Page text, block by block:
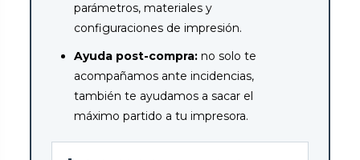
parámetros, materiales y
configuraciones de impresión.
Ayuda post-compra: no solo te
acompañamos ante incidencias,
también te ayudamos a sacar el
máximo partido a tu impresora.